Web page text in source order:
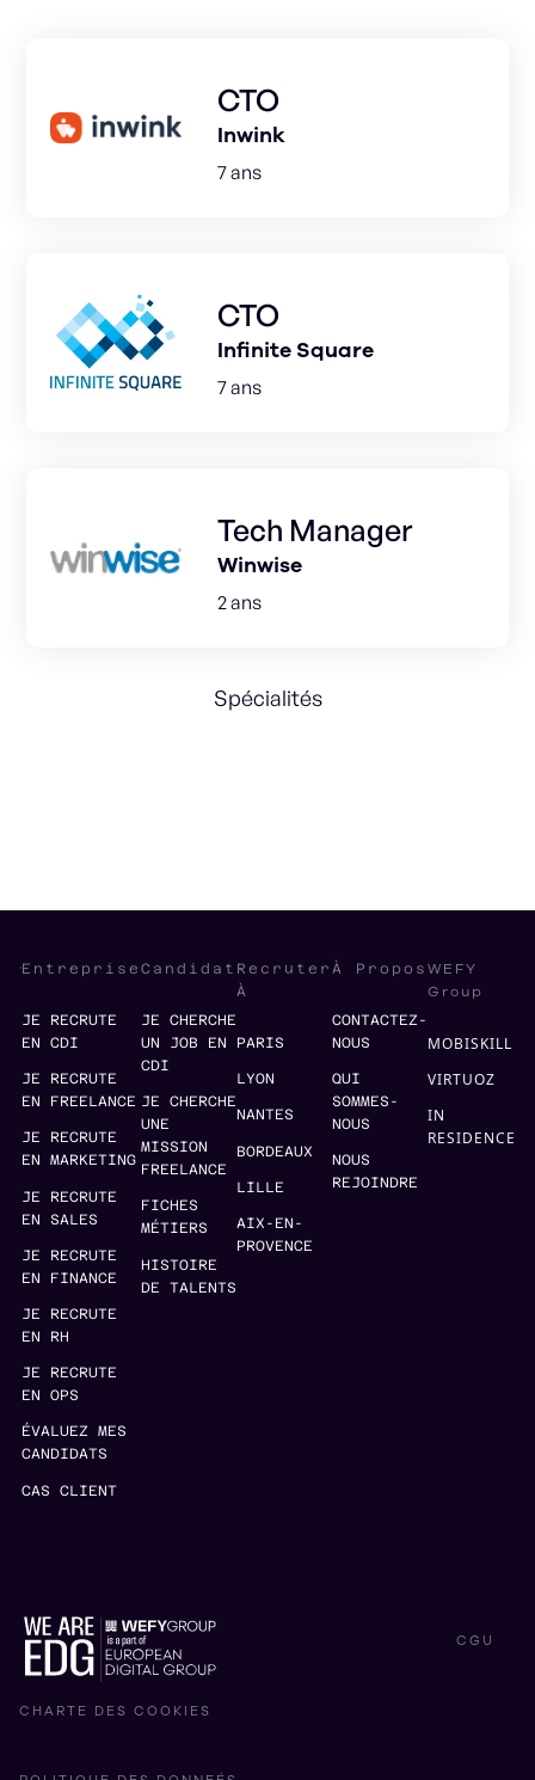
CTO
Inwink
7 ans
CTO
Infinite Square
7 ans
Tech Manager
Winwise
2 ans
Spécialités
Entreprise
JE RECRUTE
EN CDI
JE RECRUTE
EN FREELANCE
JE RECRUTE
EN MARKETING
JE RECRUTE
EN SALES
JE RECRUTE
EN FINANCE
JE RECRUTE
EN RH
JE RECRUTE
EN OPS
ÉVALUEZ MES
CANDIDATS
CAS CLIENT
Candidat
JE CHERCHE
UN JOB EN
CDI
JE CHERCHE
UNE
MISSION
FREELANCE
FICHES
MÉTIERS
HISTOIRE
DE TALENTS
Recruter
À
PARIS
LYON
NANTES
BORDEAUX
LILLE
AIX-EN-
PROVENCE
À Propos
CONTACTEZ-
NOUS
QUI
SOMMES-
NOUS
NOUS
REJOINDRE
WEFY
Group
MOBISKILL
VIRTUOZ
IN
RESIDENCE
CHARTE DES COOKIES
CGU